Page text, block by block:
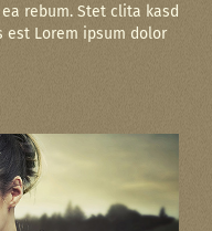
rebum. Stet clita kasd
est Lorem ipsum dolor